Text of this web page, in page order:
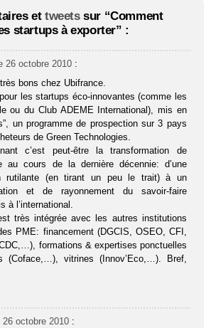
et tweetssur “Comment
startups à exporter” :
26 octobre 2010 :
bons chez Ubifrance.
les startups éco-innovantes (comme les
ou du Club ADEME International), mis en
un programme de prospection sur 3 pays
de Green Technologies.
c’est peut-être la transformation de
au cours de la dernière décennie: d’une
rutilante (en tirant un peu le trait) à un
et de rayonnement du savoir-faire
à l’international.
très intégrée avec les autres institutions
PME: financement (DGCIS, OSEO, CFI,
formations & expertises ponctuelles
(Coface,…), vitrines (Innov’Eco,…). Bref,
26 octobre 2010 :